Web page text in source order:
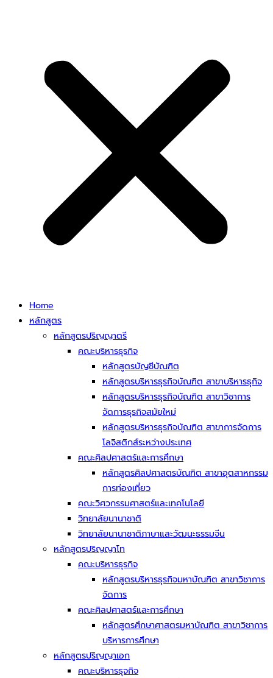
Home
หลักสูตร
หลักสูตรปริญญาตรี
คณะบริหารธุรกิจ
หลักสูตรบัญชีบัณฑิต
หลักสูตรบริหารธุรกิจบัณฑิต สาขาบริหารธุกิจ
หลักสูตรบริหารธุรกิจบัณฑิต สาขาวิชาการ
จัดการธุรกิจสมัยใหม่
หลักสูตรบริหารธุรกิจบัณฑิต สาขาการจัดการ
โลจิสติกส์ระหว่างประเทศ
คณะศิลปศาสตร์และการศึกษา
หลักสูตรศิลปศาสตรบัณฑิต สาขาอุตสาหกรรม
การท่องเที่ยว
คณะวิศวกรรมศาสตร์และเทคโนโลยี
วิทยาลัยนานาชาติ
วิทยาลัยนานาชาติภาษาและวัฒนะธรรมจีน
หลักสูตรปริญญาโท
คณะบริหารธุรกิจ
หลักสูตรบริหารธุรกิจมหาบัณฑิต สาขาวิชาการ
จัดการ
คณะศิลปศาสตร์และการศึกษา
หลักสูตรศึกษาศาสตรมหาบัณฑิต สาขาวิชาการ
บริหารการศึกษา
หลักสูตรปริญญาเอก
คณะบริหารธุจกิจ